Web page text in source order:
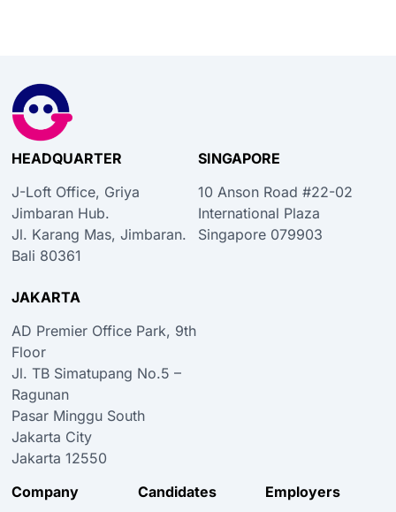
HEADQUARTER
J-Loft Office, Griya
Jimbaran Hub.
Jl. Karang Mas, Jimbaran.
Bali 80361
SINGAPORE
10 Anson Road #22-02
International Plaza
Singapore 079903
JAKARTA
AD Premier Office Park, 9th
Floor
Jl. TB Simatupang No.5 –
Ragunan
Pasar Minggu South
Jakarta City
Jakarta 12550
Company
Candidates Employers